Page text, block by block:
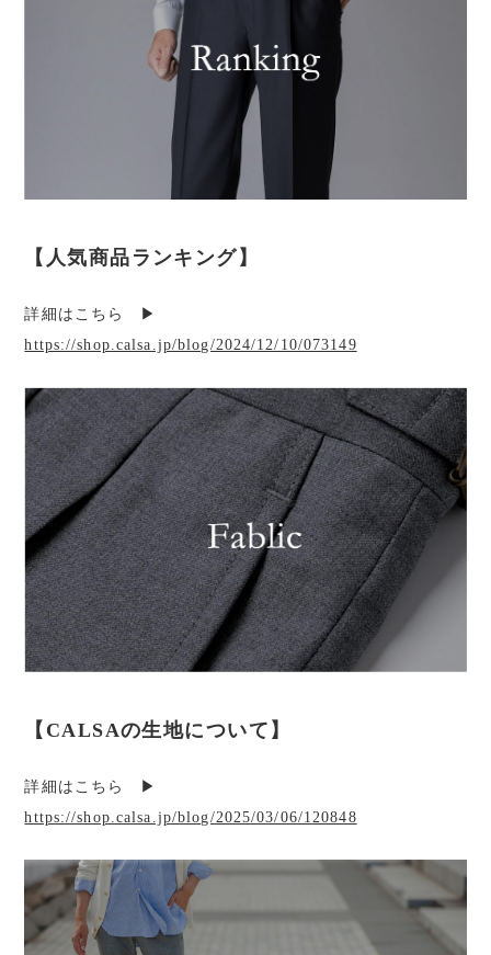
【人気商品ランキング】
詳細はこちら ▶︎
https://shop.calsa.jp/blog/2024/12/10/073149
【CALSAの生地について】
詳細はこちら ▶︎
https://shop.calsa.jp/blog/2025/03/06/120848